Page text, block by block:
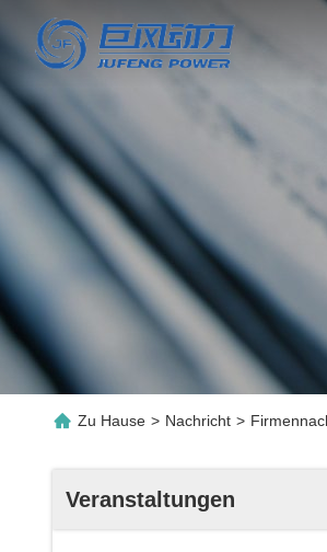
Zu Hause > Nachricht >
Veranstaltungen